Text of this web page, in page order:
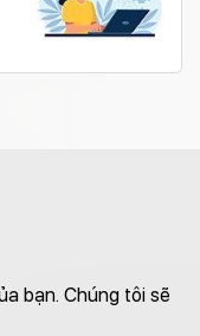
bạn. Chúng tôi sẽ